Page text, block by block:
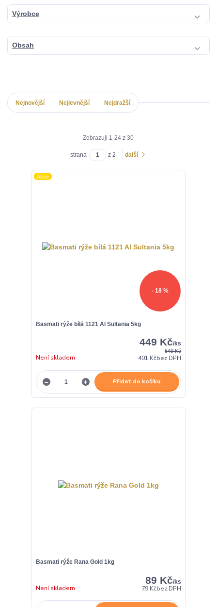
Výrobce
Obsah
Nejnovější Nejlevnější Nejdražší
Zobrazuji 1-24 z 30
strana z 2 další
Akce
- 18 %
Basmati rýže bílá 1121 Al Sultania 5kg
549 Kč
449 Kč/ks
401 Kčbez DPH
Není skladem
Přidat do košíku
Basmati rýže Rana Gold 1kg
89 Kč/ks
79 Kčbez DPH
Není skladem